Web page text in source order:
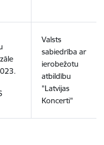
Valsts
sabiedrība ar
ierobežotu
atbildību
"Latvijas
Koncerti"